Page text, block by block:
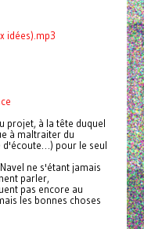
idées).mp3
projet, à la tête duquel
à maltraiter du
d'écoute…) pour le seul
ne s'étant jamais
parler,
pas encore au
les bonnes choses